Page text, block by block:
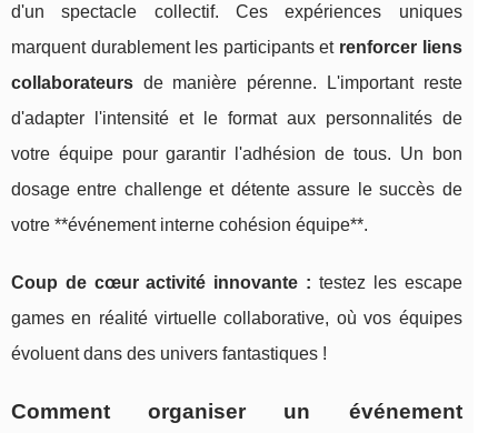
d'un spectacle collectif. Ces expériences uniques
marquent durablement les participants et renforcer liens
collaborateurs de manière pérenne. L'important reste
d'adapter l'intensité et le format aux personnalités de
votre équipe pour garantir l'adhésion de tous. Un bon
dosage entre challenge et détente assure le succès de
votre **événement interne cohésion équipe**.
Coup de cœur activité innovante : testez les escape
games en réalité virtuelle collaborative, où vos équipes
évoluent dans des univers fantastiques !
Comment organiser un événement